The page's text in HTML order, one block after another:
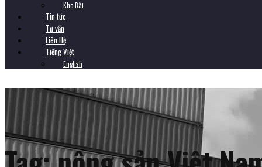
Kho Bãi
Tin tức
Tư vấn
Liên Hệ
Tiếng Việt
English